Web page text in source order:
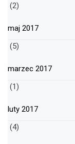
(2)
maj 2017
(5)
marzec 2017
(1)
luty 2017
(4)